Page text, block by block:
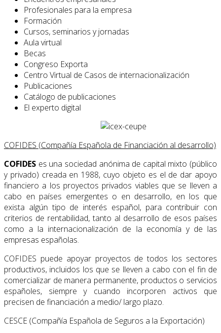
Profesionales para la empresa
Formación
Cursos, seminarios y jornadas
Aula virtual
Becas
Congreso Exporta
Centro Virtual de Casos de internacionalización
Publicaciones
Catálogo de publicaciones
El experto digital
COFIDES (Compañía Española de Financiación al desarrollo)
COFIDES es una sociedad anónima de capital mixto (público
y privado) creada en 1988, cuyo objeto es el de dar apoyo
financiero a los proyectos privados viables que se lleven a
cabo en países emergentes o en desarrollo, en los que
exista algún tipo de interés español, para contribuir con
criterios de rentabilidad, tanto al desarrollo de esos países
como a la internacionalización de la economía y de las
empresas españolas.
COFIDES puede apoyar proyectos de todos los sectores
productivos, incluidos los que se lleven a cabo con el fin de
comercializar de manera permanente, productos o servicios
españoles, siempre y cuando incorporen activos que
precisen de financiación a medio/ largo plazo.
CESCE (Compañía Española de Seguros a la Exportación)